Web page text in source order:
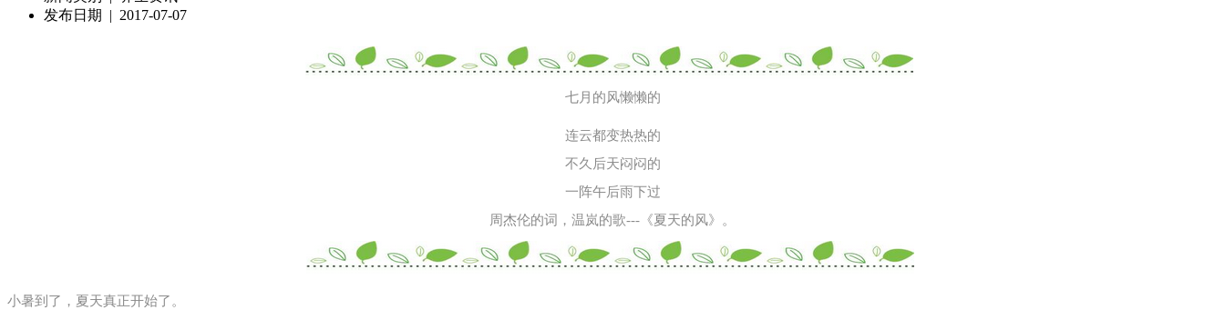
发布日期 | 2017-07-07
七月的风懒懒的
连云都变热热的
不久后天闷闷的
一阵午后雨下过
周杰伦的词，温岚的歌---《夏天的风》。
小暑到了，夏天真正开始了。